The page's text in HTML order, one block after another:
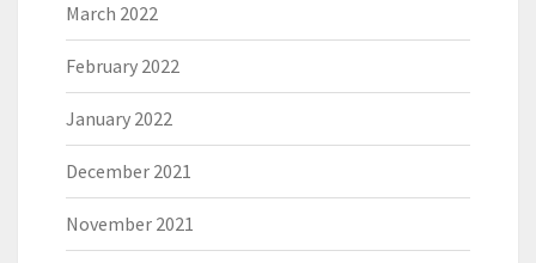
March 2022
February 2022
January 2022
December 2021
November 2021